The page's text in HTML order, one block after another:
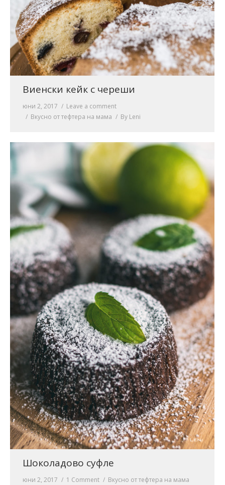
Виенски кейк с череши
юни 2, 2017
Leave a comment
Вкусно от тефтера на мама
By Leni
Шоколадово суфле
юни 2, 2017 1 Comment
Вкусно от тефтера на мама